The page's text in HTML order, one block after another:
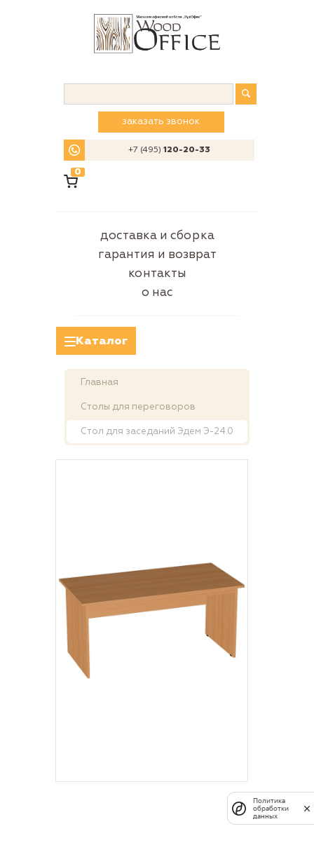
заказать звонок
+7 (495)120-20-33
0
доставка и сборка
гарантия и возврат
контакты
о нас
Каталог
Главная
Столы для переговоров
Стол для заседаний Эдем Э-24.0
Политика
обработки
данных